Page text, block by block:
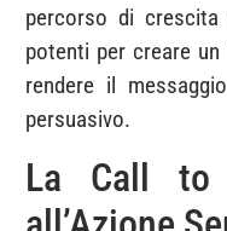
percorso di
potenti per creare
rendere il
persuasivo.
La Call to